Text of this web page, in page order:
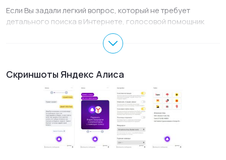
Если Вы задали легкий вопрос, который не требует
детального поиска в Интернете, голосовой помощник
Алиса самостоятельно проговорит ответ или выведет его
в интерфейсе приложения. Помимо поиска ответов в
Интернете, голосовой помощник Алиса может запустить
отыскать нужную папку, а так же может завершить работу
компьютера. Если Вам станет скучно, то достаточно
произнести «Алиса, давай поболтаем» и она поддержит
разговор. Алиса любит, когда с ней шутят и сама может
рассказывать анекдоты. Пока Яндекс Алиса для Windows
11, 10, 7 знает не много шуток, но они достаточно
остроумные. Чтобы вывести программу из фонового
Скриншоты Яндекс Алиса